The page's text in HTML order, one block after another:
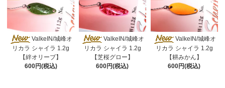
ValkeIN/城峰オ
リカラ シャイラ 1.2g
【絆オリーブ】
600円(税込)
ValkeIN/城峰オ
リカラ シャイラ 1.2g
【芝桜グロー】
600円(税込)
ValkeIN/城峰オ
リカラ シャイラ 1.2g
【耕みかん】
600円(税込)